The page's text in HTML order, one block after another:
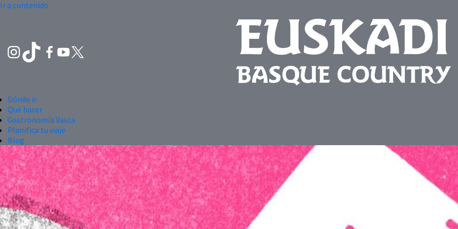
Ir a contenido
Dónde ir
Qué hacer
Gastronomía Vasca
Planifica tu viaje
Blog